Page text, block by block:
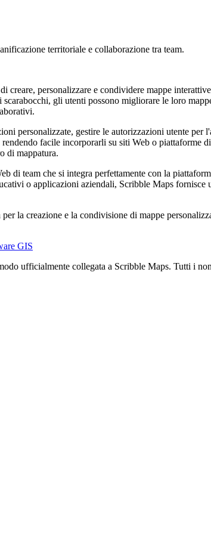
territoriale e collaborazione tra team.
personalizzare e condividere mappe
gli utenti possono migliorare le loro
personalizzate, gestire le autorizzazioni utente per
facile incorporarli su siti Web o piattaforme
di mappatura.
di team che si integra perfettamente con la
o applicazioni aziendali, Scribble Maps fornisce
la creazione e la condivisione di mappe
GIS
ufficialmente collegata a Scribble Maps. Tutti i